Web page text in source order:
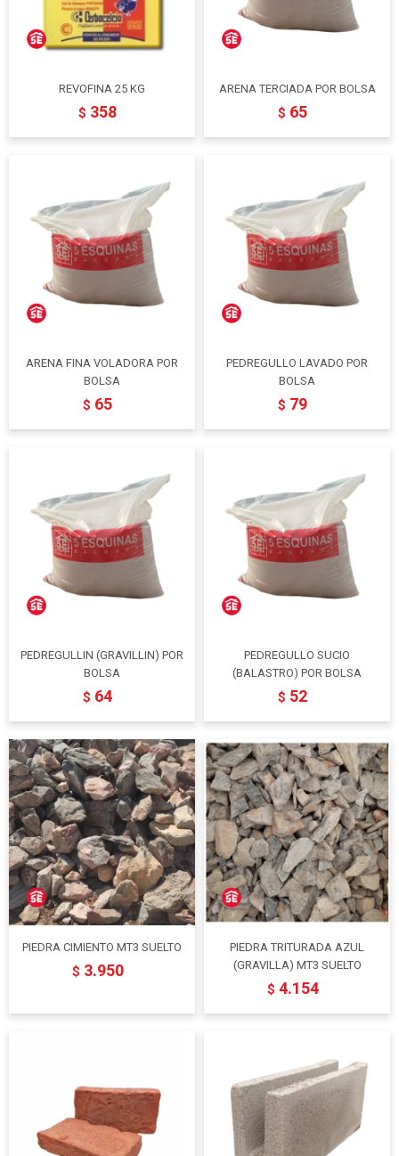
REVOFINA 25 KG
$ 358
ARENA TERCIADA POR BOLSA
$ 65
ARENA FINA VOLADORA POR
BOLSA
$ 65
PEDREGULLO LAVADO POR
BOLSA
$ 79
PEDREGULLIN (GRAVILLIN) POR
BOLSA
$ 64
PEDREGULLO SUCIO
(BALASTRO) POR BOLSA
$ 52
PIEDRA CIMIENTO MT3 SUELTO
$ 3.950
PIEDRA TRITURADA AZUL
(GRAVILLA) MT3 SUELTO
$ 4.154